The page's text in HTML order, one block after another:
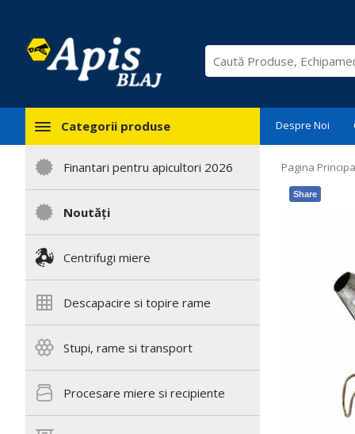
Categorii produse
Finantari pentru apicultori 2026
Noutăți
Centrifugi miere
Descapacire si topire rame
Stupi, rame si transport
Procesare miere si recipiente
Despre Noi
Pagina
Share